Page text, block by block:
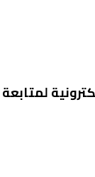
لمتابعة